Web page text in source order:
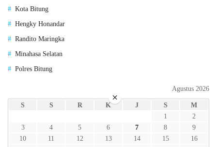
Kota Bitung
Hengky Honandar
Randito Maringka
Minahasa Selatan
Polres Bitung
Agustus 2026
S S R K J S
M
1
2
3
4 5 6 7 8
9
10
11 12 13 14 15
16
×